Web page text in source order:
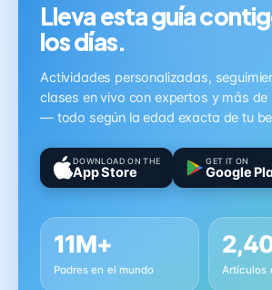
Lleva esta guía
los días.
Actividades personalizadas,
clases en vivo con expertos y más
— todo según la edad exacta de tu
DOWNLOAD ON THE
App Store
GET IT ON
Google
11M+
Padres en el mundo Artículos